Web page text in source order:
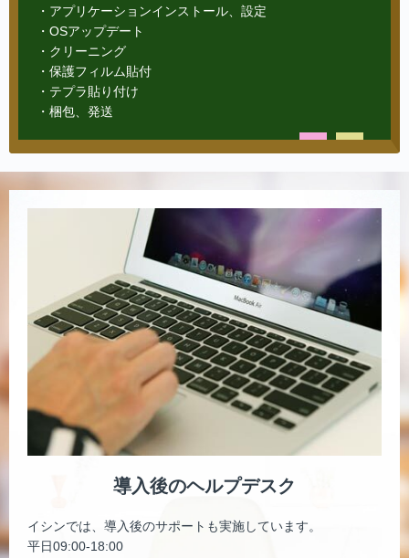
・アプリケーションインストール、設定
・OSアップデート
・クリーニング
・保護フィルム貼付
・テプラ貼り付け
・梱包、発送
導入後のヘルプデスク
イシンでは、導入後のサポートも実施しています。
平日09:00-18:00